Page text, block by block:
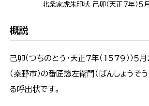
北条家虎朱印状 己卯（天正７年）
概説
己卯（つちのとう・天正７年（1579））５
（秦野市）の番匠惣左衛門（ばんしょうそ
る呼出状です。